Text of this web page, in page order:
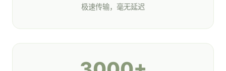
极速传输，毫无延迟